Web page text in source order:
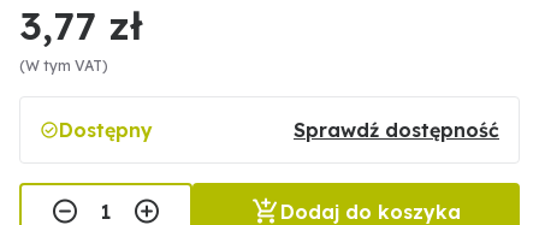
3,77 zł
(W tym VAT)
Dostępny Sprawdź dostępność
Dodaj do koszyka